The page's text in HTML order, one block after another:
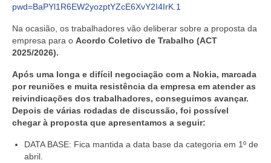
pwd=BaPYl1R6EW2yozptYZcE6XvY2I4IrK.1
Na ocasião, os trabalhadores vão deliberar sobre a proposta da
empresa para o Acordo Coletivo de Trabalho (ACT
2025/2026).
Após uma longa e difícil negociação com a Nokia, marcada
por reuniões e muita resistência da empresa em atender as
reivindicações dos trabalhadores, conseguimos avançar.
Depois de várias rodadas de discussão, foi possível
chegar à proposta que apresentamos a seguir:
DATA BASE: Fica mantida a data base da categoria em 1º de
abril.